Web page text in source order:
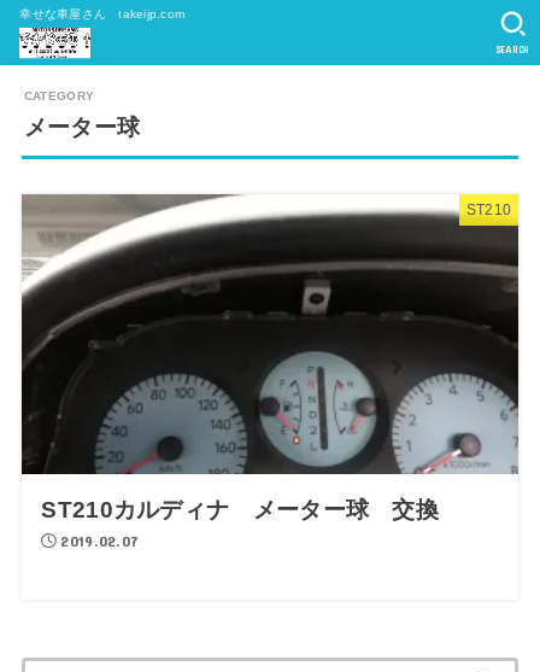
幸せな車屋さん takeijp.com
SEARCH
メーター球
ST210
ST210カルディナ メーター球 交換
2019.02.07